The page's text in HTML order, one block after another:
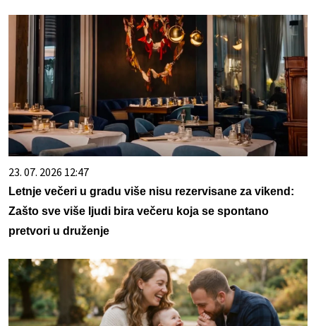
23. 07. 2026 12:47
Letnje večeri u gradu više nisu rezervisane za vikend:
Zašto sve više ljudi bira večeru koja se spontano
pretvori u druženje